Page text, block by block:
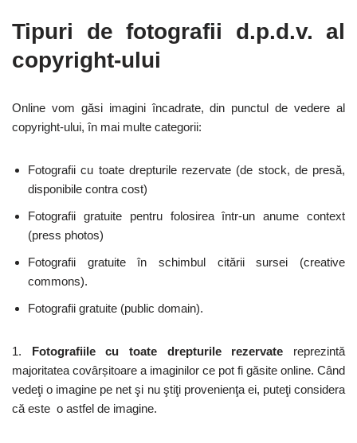
Tipuri de fotografii d.p.d.v. al
copyright-ului
Online vom găsi imagini încadrate, din punctul de vedere al
copyright-ului, în mai multe categorii:
Fotografii cu toate drepturile rezervate (de stock, de presă,
disponibile contra cost)
Fotografii gratuite pentru folosirea într-un anume context
(press photos)
Fotografii gratuite în schimbul citării sursei (creative
commons).
Fotografii gratuite (public domain).
1. Fotografiile cu toate drepturile rezervate reprezintă
majoritatea covârșitoare a imaginilor ce pot fi găsite online. Când
vedeţi o imagine pe net şi nu ştiţi provenienţa ei, puteţi considera
că este o astfel de imagine.